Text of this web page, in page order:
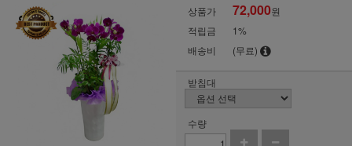
상품가 72,000원
적립금
1%
배송비
(무료)
받침대
수량